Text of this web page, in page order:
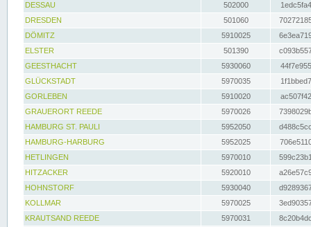
DESSAU
502000
DRESDEN
501060
DÖMITZ
5910025
ELSTER
501390
GEESTHACHT
5930060
GLÜCKSTADT
5970035
GORLEBEN
5910020
GRAUERORT REEDE
5970026
HAMBURG ST. PAULI
5952050
HAMBURG-HARBURG
5952025
HETLINGEN
5970010
HITZACKER
5920010
HOHNSTORF
5930040
KOLLMAR
5970025
KRAUTSAND REEDE
5970031